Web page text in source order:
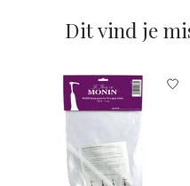
Dit vind je
Items van productcarrousel